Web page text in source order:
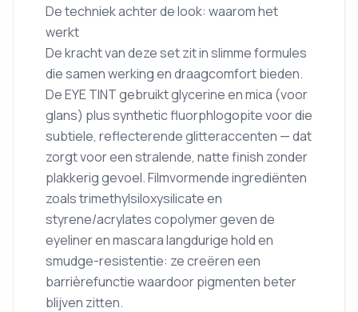
De techniek achter de look: waarom het
werkt
De kracht van deze set zit in slimme formules
die samen werking en draagcomfort bieden.
De EYE TINT gebruikt glycerine en mica (voor
glans) plus synthetic fluorphlogopite voor die
subtiele, reflecterende glitteraccenten — dat
zorgt voor een stralende, natte finish zonder
plakkerig gevoel. Filmvormende ingrediënten
zoals trimethylsiloxysilicate en
styrene/acrylates copolymer geven de
eyeliner en mascara langdurige hold en
smudge-resistentie: ze creëren een
barrièrefunctie waardoor pigmenten beter
blijven zitten.